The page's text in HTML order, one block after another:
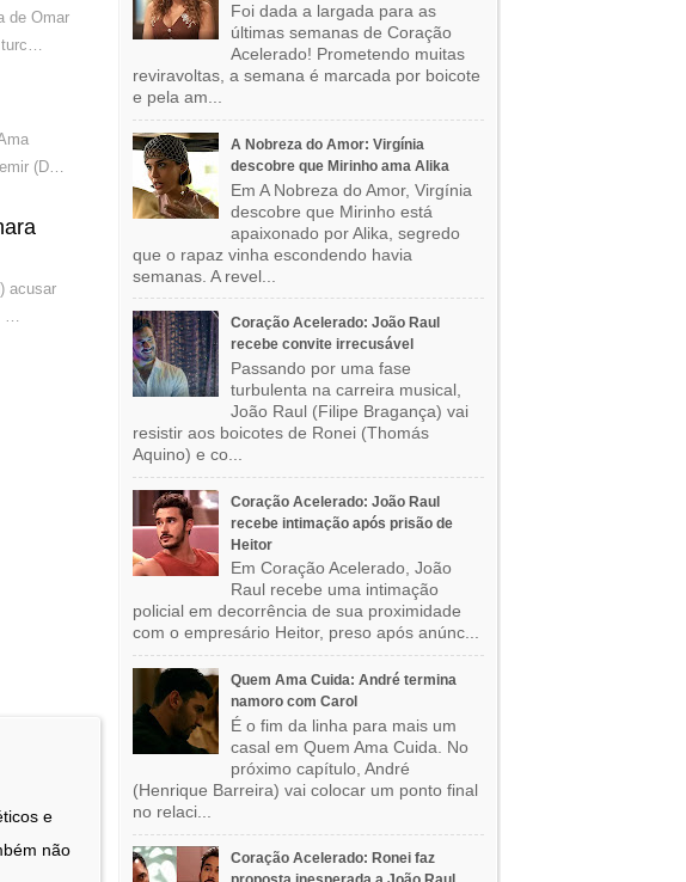
de Omar
turc…
(D…
acusar
…
e
não
Foi dada a largada para as
últimas semanas de Coração
Acelerado! Prometendo muitas
reviravoltas, a semana é marcada por boicote
e pela am...
A Nobreza do Amor: Virgínia
descobre que Mirinho ama Alika
Em A Nobreza do Amor, Virgínia
descobre que Mirinho está
apaixonado por Alika, segredo
que o rapaz vinha escondendo havia
semanas. A revel...
Coração Acelerado: João Raul
recebe convite irrecusável
Passando por uma fase
turbulenta na carreira musical,
João Raul (Filipe Bragança) vai
resistir aos boicotes de Ronei (Thomás
Aquino) e co...
Coração Acelerado: João Raul
recebe intimação após prisão de
Heitor
Em Coração Acelerado, João
Raul recebe uma intimação
policial em decorrência de sua proximidade
com o empresário Heitor, preso após anúnc...
Quem Ama Cuida: André termina
namoro com Carol
É o fim da linha para mais um
casal em Quem Ama Cuida. No
próximo capítulo, André
(Henrique Barreira) vai colocar um ponto final
no relaci...
Coração Acelerado: Ronei faz